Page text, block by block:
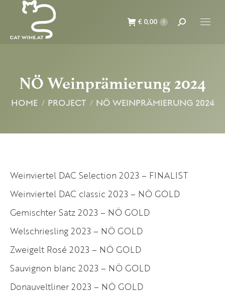
€ 0,00 0 Suche:
NÖ Weinprämierung 2024
Du bist hier:
HOME PROJECT NÖ WEINPRÄMIERUNG 2024
Weinviertel DAC Selection 2023 – FINALIST
Weinviertel DAC classic 2023 – NÖ GOLD
Gemischter Satz 2023 – NÖ GOLD
Welschriesling 2023 – NÖ GOLD
Zweigelt Rosé 2023 – NÖ GOLD
Sauvignon blanc 2023 – NÖ GOLD
Donauveltliner 2023 – NÖ GOLD